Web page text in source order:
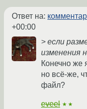
Ответ на:
+00:00
> если
изменения
Конечно же
но всё-же,
файл?
eveel ★★